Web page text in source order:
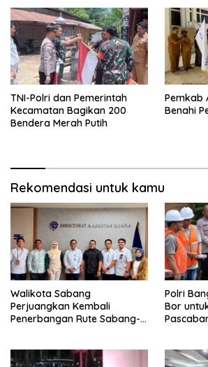
TNI-Polri dan Pemerintah
Kecamatan Bagikan 200
Bendera Merah Putih
Pemkab
Benahi
Rekomendasi untuk kamu
Walikota Sabang
Perjuangkan Kembali
Penerbangan Rute Sabang-
Polri
Bor